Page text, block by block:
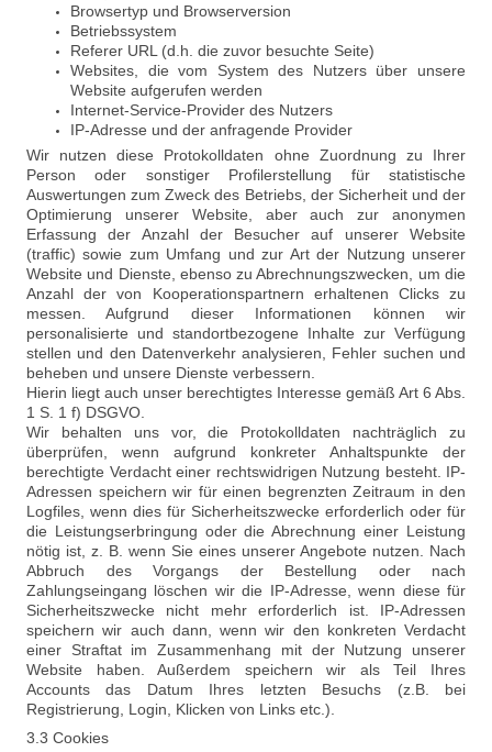
Browsertyp und Browserversion
Betriebssystem
Referer URL (d.h. die zuvor besuchte Seite)
Websites, die vom System des Nutzers über unsere
Website aufgerufen werden
Internet-Service-Provider des Nutzers
IP-Adresse und der anfragende Provider
Wir nutzen diese Protokolldaten ohne Zuordnung zu Ihrer
Person oder sonstiger Profilerstellung für statistische
Auswertungen zum Zweck des Betriebs, der Sicherheit und der
Optimierung unserer Website, aber auch zur anonymen
Erfassung der Anzahl der Besucher auf unserer Website
(traffic) sowie zum Umfang und zur Art der Nutzung unserer
Website und Dienste, ebenso zu Abrechnungszwecken, um die
Anzahl der von Kooperationspartnern erhaltenen Clicks zu
messen. Aufgrund dieser Informationen können wir
personalisierte und standortbezogene Inhalte zur Verfügung
stellen und den Datenverkehr analysieren, Fehler suchen und
beheben und unsere Dienste verbessern.
Hierin liegt auch unser berechtigtes Interesse gemäß Art 6 Abs.
1 S. 1 f) DSGVO.
Wir behalten uns vor, die Protokolldaten nachträglich zu
überprüfen, wenn aufgrund konkreter Anhaltspunkte der
berechtigte Verdacht einer rechtswidrigen Nutzung besteht. IP-
Adressen speichern wir für einen begrenzten Zeitraum in den
Logfiles, wenn dies für Sicherheitszwecke erforderlich oder für
die Leistungserbringung oder die Abrechnung einer Leistung
nötig ist, z. B. wenn Sie eines unserer Angebote nutzen. Nach
Abbruch des Vorgangs der Bestellung oder nach
Zahlungseingang löschen wir die IP-Adresse, wenn diese für
Sicherheitszwecke nicht mehr erforderlich ist. IP-Adressen
speichern wir auch dann, wenn wir den konkreten Verdacht
einer Straftat im Zusammenhang mit der Nutzung unserer
Website haben. Außerdem speichern wir als Teil Ihres
Accounts das Datum Ihres letzten Besuchs (z.B. bei
Registrierung, Login, Klicken von Links etc.).
3.3 Cookies